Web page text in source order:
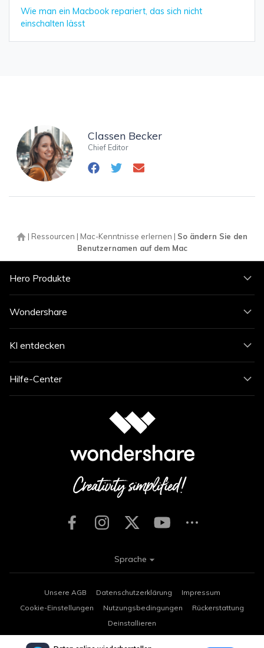
Wie man ein Macbook repariert, das sich nicht
einschalten lässt
Classen Becker
Chief Editor
| Ressourcen | Mac-Kenntnisse erlernen | So ändern Sie den
Benutzernamen auf dem Mac
Hero Produkte
Wondershare
KI entdecken
Hilfe-Center
Unsere AGB Datenschutzerklärung
Impressum
Cookie-Einstellungen
Nutzungsbedingungen
Rückerstattung
Deinstallieren
Sprache